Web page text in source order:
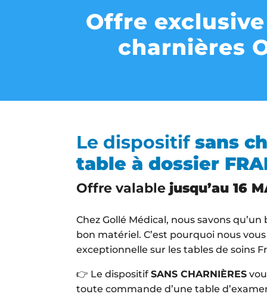
Nous
hors
Offre
charnières
Le dispositifsans
table à dossier
Offre valable jusqu’au 16
Chez Gollé Médical, nous savons
bon matériel. C’est pourquoi nous
exceptionnelle sur les tables de soins
👉 Le dispositif SANS CHARNIÈRES
toute commande d’une table